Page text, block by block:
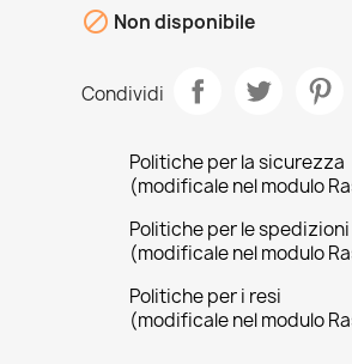
 Non disponibile
Condividi
Politiche per la sicurezza
(modificale nel modulo
Politiche per le spedizioni
(modificale nel modulo
Politiche per i resi
(modificale nel modulo